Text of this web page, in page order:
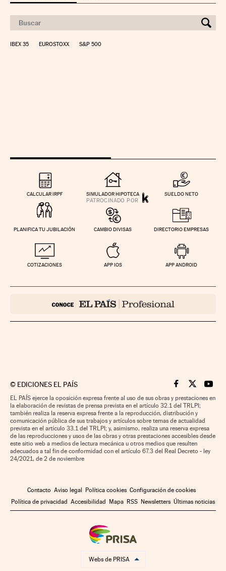
IBEX 35 EUROSTOXX S&P 500
CALCULAR IRPF SIMULADOR HIPOTECA SUELDO NETO
PLANIFICA TU JUBILACIÓN CAMBIO DIVISAS DIRECTORIO EMPRESAS
COTIZACIONES APP IOS APP ANDROID
© EDICIONES EL PAÍS Cinco Días en
Cinco Días
Cinco
EL PAÍS ejerce la oposición expresa frente al uso de sus obras y prestaciones en
la elaboración de revistas de prensa prevista en el artículo 32.1 del TRLPI;
también realiza la reserva expresa frente a la reproducción, distribución y
comunicación pública de sus trabajos y artículos sobre temas de actualidad
prevista en el artículo 33.1 del TRLPI; y, asimismo, realiza una reserva expresa
de las reproducciones y usos de las obras y otras prestaciones accesibles desde
este sitio web a medios de lectura mecánica u otros medios que resulten
adecuados a tal fin de conformidad con el artículo 67.3 del Real Decreto - ley
24/2021, de 2 de noviembre
Contacto Aviso legal Política cookies Configuración de cookies
Política de privacidad Accesibilidad Mapa RSS Newsletters Últimas noticias
Webs de PRISA